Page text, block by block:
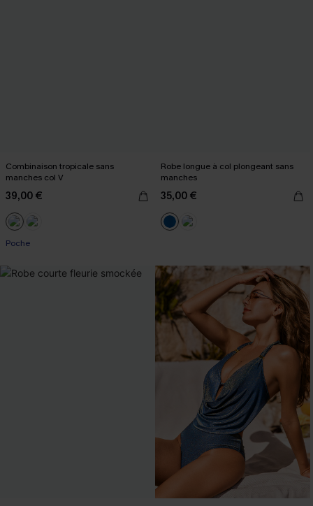
Combinaison tropicale sans
manches col V
39,00 €
Poche
Robe longue à col plongeant sans
manches
35,00 €